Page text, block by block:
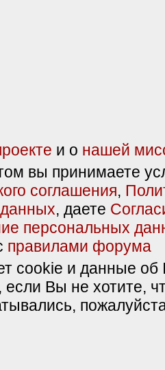
и о нашей
вы принимаете
соглашения,
, даете
персональных
правилами форума
cookie и данные об
если Вы не хотите,